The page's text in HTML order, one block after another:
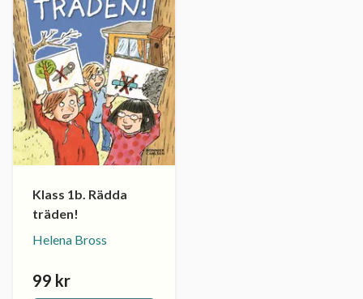
Klass 1b. Rädda
träden!
Helena Bross
99 kr